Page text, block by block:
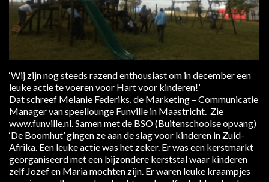
‘Wij zijn nog steeds razend enthousiast om in december een
leuke actie te voeren voor Hart voor kinderen!’
Dat schreef Melanie Federiks, de Marketing – Communicatie
Manager van speellounge Funville in Maastricht. Zie
www.funville.nl. Samen met de BSO (Buitenschoolse opvang)
‘De Boomhut’ gingen ze aan de slag voor kinderen in Zuid-
Afrika. Een leuke actie was het zeker. Er was een kerstmarkt
georganiseerd met een bijzondere kerststal waar kinderen
zelf Jozef en Maria mochten zijn. Er waren leuke kraampjes